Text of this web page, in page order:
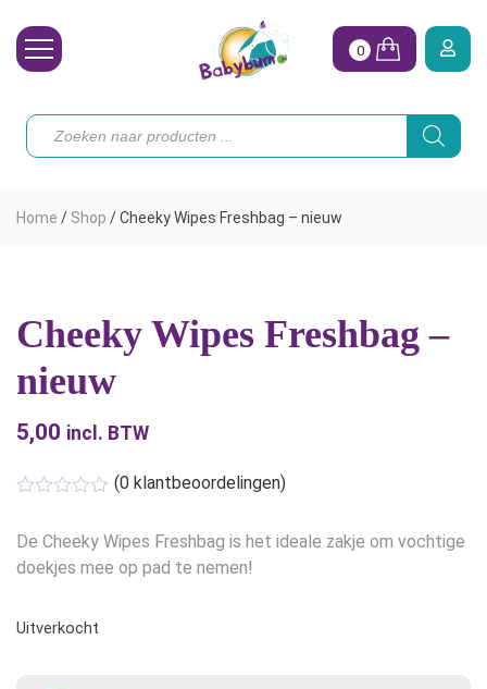
Toebehoren
Onze merken
Hoe begin ik?
0
Producten
zoeken
Home / Shop /Cheeky Wipes Freshbag – nieuw
Cheeky Wipes Freshbag –
nieuw
5,00 incl. BTW
(0 klantbeoordelingen)
De Cheeky Wipes Freshbag is het ideale zakje om vochtige
doekjes mee op pad te nemen!
Uitverkocht